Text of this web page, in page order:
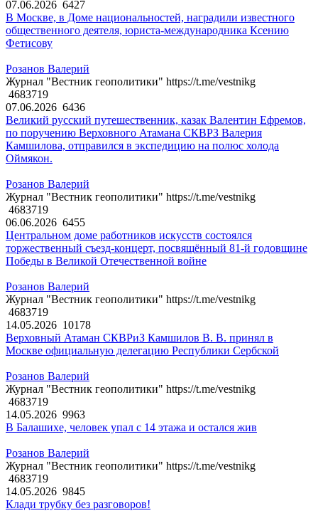
07.06.2026 6427
В Москве, в Доме национальностей, наградили известного
общественного деятеля, юриста-международника Ксению
Фетисову
Розанов Валерий
Журнал "Вестник геополитики" https://t.me/vestnikg
4683719
07.06.2026 6436
Великий русский путешественник, казак Валентин Ефремов,
по поручению Верховного Атамана СКВРЗ Валерия
Камшилова, отправился в экспедицию на полюс холода
Оймякон.
Розанов Валерий
Журнал "Вестник геополитики" https://t.me/vestnikg
4683719
06.06.2026 6455
Центральном доме работников искусств состоялся
торжественный съезд-концерт, посвящённый 81-й годовщине
Победы в Великой Отечественной войне
Розанов Валерий
Журнал "Вестник геополитики" https://t.me/vestnikg
4683719
14.05.2026 10178
Верховный Атаман СКВРиЗ Камшилов В. В. принял в
Москве официальную делегацию Республики Сербской
Розанов Валерий
Журнал "Вестник геополитики" https://t.me/vestnikg
4683719
14.05.2026 9963
В Балашихе, человек упал с 14 этажа и остался жив
Розанов Валерий
Журнал "Вестник геополитики" https://t.me/vestnikg
4683719
14.05.2026 9845
Клади трубку без разговоров!